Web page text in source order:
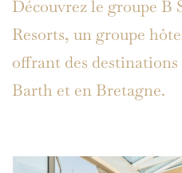
Découvrez le groupe B
Resorts, un groupe
offrant des
Barth et en Bretagne.